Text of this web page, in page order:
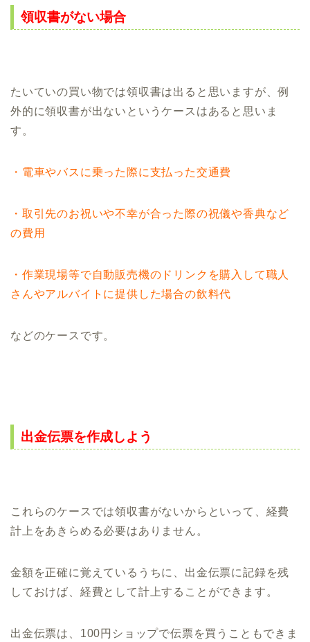
領収書がない場合
たいていの買い物では領収書は出ると思いますが、例
外的に領収書が出ないというケースはあると思いま
す。
・電車やバスに乗った際に支払った交通費
・取引先のお祝いや不幸が合った際の祝儀や香典など
の費用
・作業現場等で自動販売機のドリンクを購入して職人
さんやアルバイトに提供した場合の飲料代
などのケースです。
出金伝票を作成しよう
これらのケースでは領収書がないからといって、経費
計上をあきらめる必要はありません。
金額を正確に覚えているうちに、出金伝票に記録を残
しておけば、経費として計上することができます。
出金伝票は、100円ショップで伝票を買うこともできま